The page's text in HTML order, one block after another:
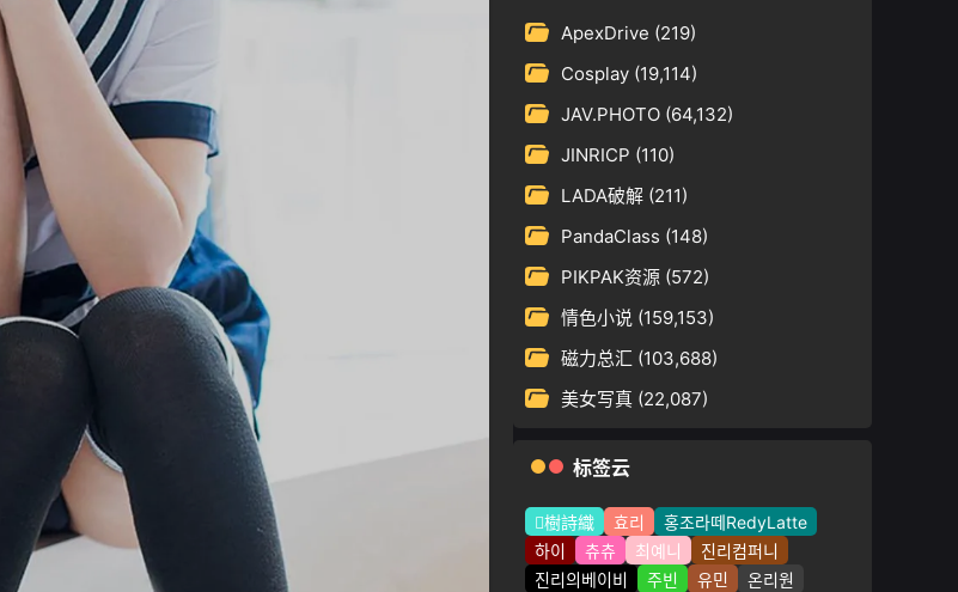
ApexDrive (219)
Cosplay (19,114)
JAV.PHOTO (64,132)
JINRICP (110)
LADA破解 (211)
PandaClass (148)
PIKPAK资源 (572)
情色小说 (159,153)
磁力总汇 (103,688)
美女写真 (22,087)
标签云
樹詩織 효리
홍조라떼RedyLatte
하이
츄츄 최예니
진리컴퍼니
진리의베이비
주빈 유민
온리원